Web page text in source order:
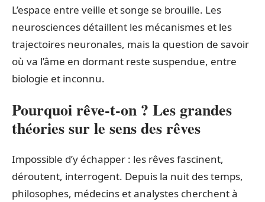
L’espace entre veille et songe se brouille. Les
neurosciences détaillent les mécanismes et les
trajectoires neuronales, mais la question de savoir
où va l’âme en dormant reste suspendue, entre
biologie et inconnu.
Pourquoi rêve-t-on ? Les grandes
théories sur le sens des rêves
Impossible d’y échapper : les rêves fascinent,
déroutent, interrogent. Depuis la nuit des temps,
philosophes, médecins et analystes cherchent à